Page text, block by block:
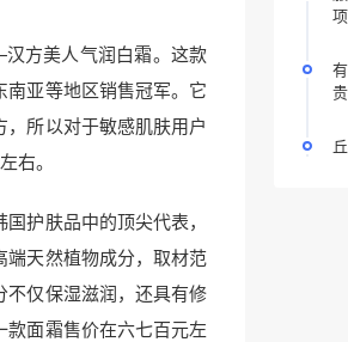
方美人气润白霜。这款
亚等地区销售冠军。它
所以对于敏感肌肤用户
右。
护肤品中的顶尖代表，
端天然植物成分，取材范
不仅保湿滋润，还具有修
面霜售价在六七百元左
项
贵